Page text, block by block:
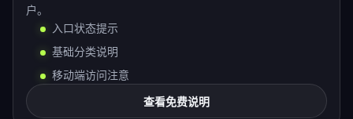
户。
入口状态提示
基础分类说明
移动端访问注意
查看免费说明